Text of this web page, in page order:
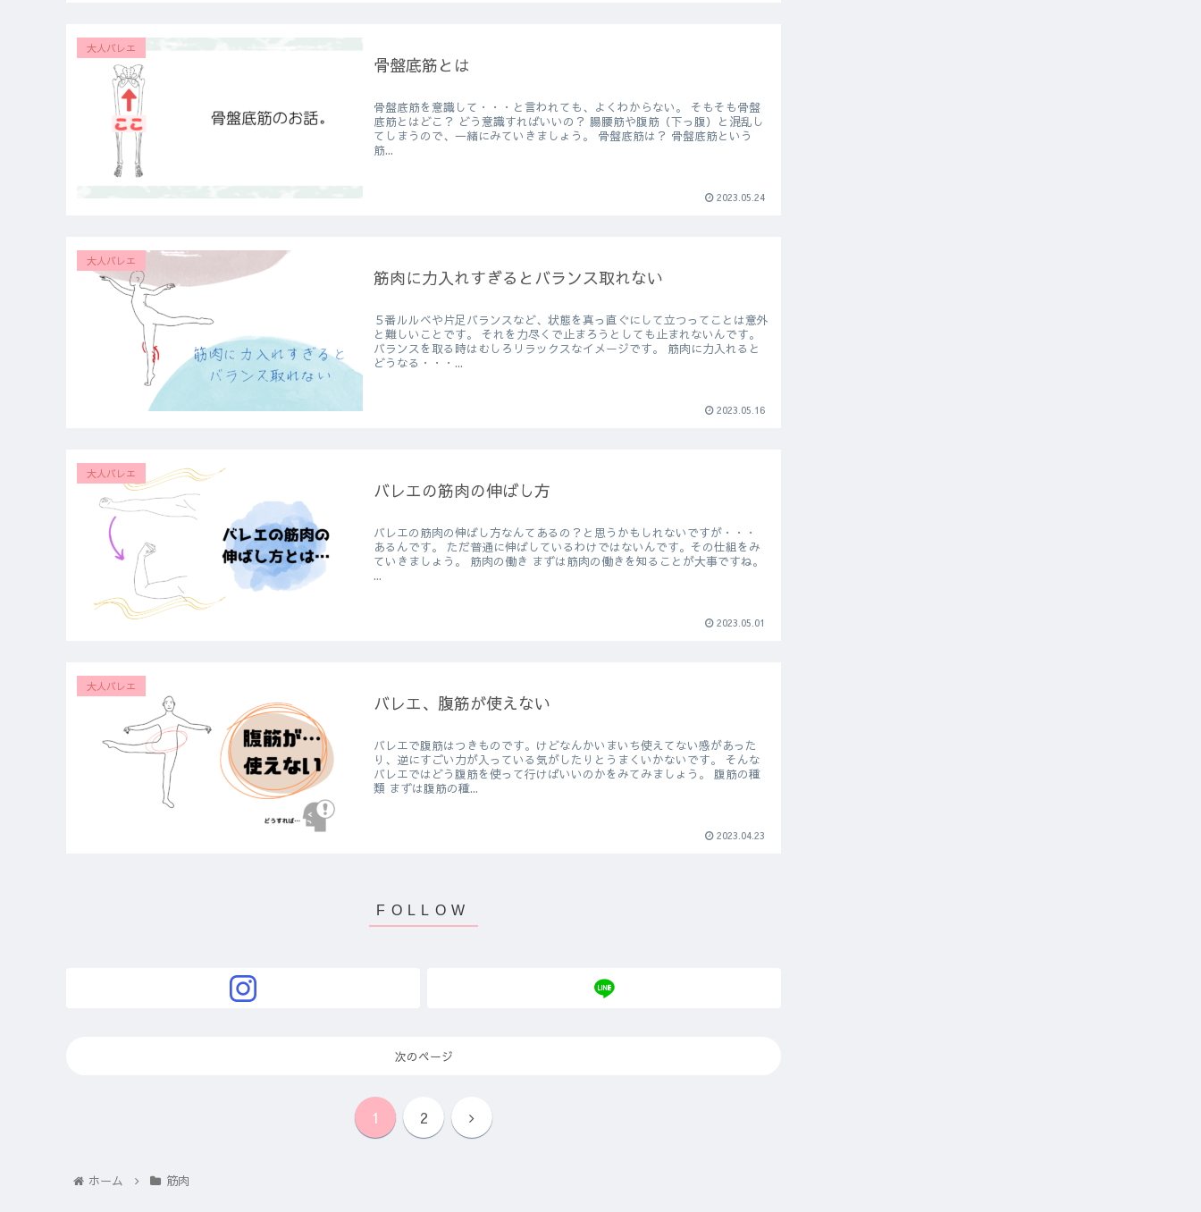
大人バレエ
骨盤底筋とは
骨盤底筋を意識して・・・と言われても、よくわからない。 そもそも骨盤
底筋とはどこ？ どう意識すればいいの？ 腸腰筋や腹筋（下っ腹）と混乱し
てしまうので、一緒にみていきましょう。 骨盤底筋は？ 骨盤底筋という
筋...
2023.05.24
大人バレエ
筋肉に力入れすぎるとバランス取れない
５番ルルベや片足バランスなど、状態を真っ直ぐにして立つってことは意外
と難しいことです。 それを力尽くで止まろうとしても止まれないんです。
バランスを取る時はむしろリラックスなイメージです。 筋肉に力入れると
どうなる・・・...
2023.05.16
大人バレエ
バレエの筋肉の伸ばし方
バレエの筋肉の伸ばし方なんてあるの？と思うかもしれないですが・・・
あるんです。 ただ普通に伸ばしているわけではないんです。その仕組をみ
ていきましょう。 筋肉の働き まずは筋肉の働きを知ることが大事ですね。
...
2023.05.01
大人バレエ
バレエ、腹筋が使えない
バレエで腹筋はつきものです。けどなんかいまいち使えてない感があった
り、逆にすごい力が入っている気がしたりとうまくいかないです。 そんな
バレエではどう腹筋を使って行けばいいのかをみてみましょう。 腹筋の種
類 まずは腹筋の種...
2023.04.23
次のページ
1 2
ホーム 筋肉